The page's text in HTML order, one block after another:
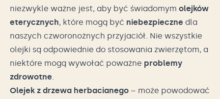
niezwykle ważne jest, aby być świadomym olejków
eterycznych, które mogą być niebezpieczne dla
naszych czworonożnych przyjaciół. Nie wszystkie
olejki są odpowiednie do stosowania zwierzętom, a
niektóre mogą wywołać poważne problemy
zdrowotne.
Olejek z drzewa herbacianego – może powodować